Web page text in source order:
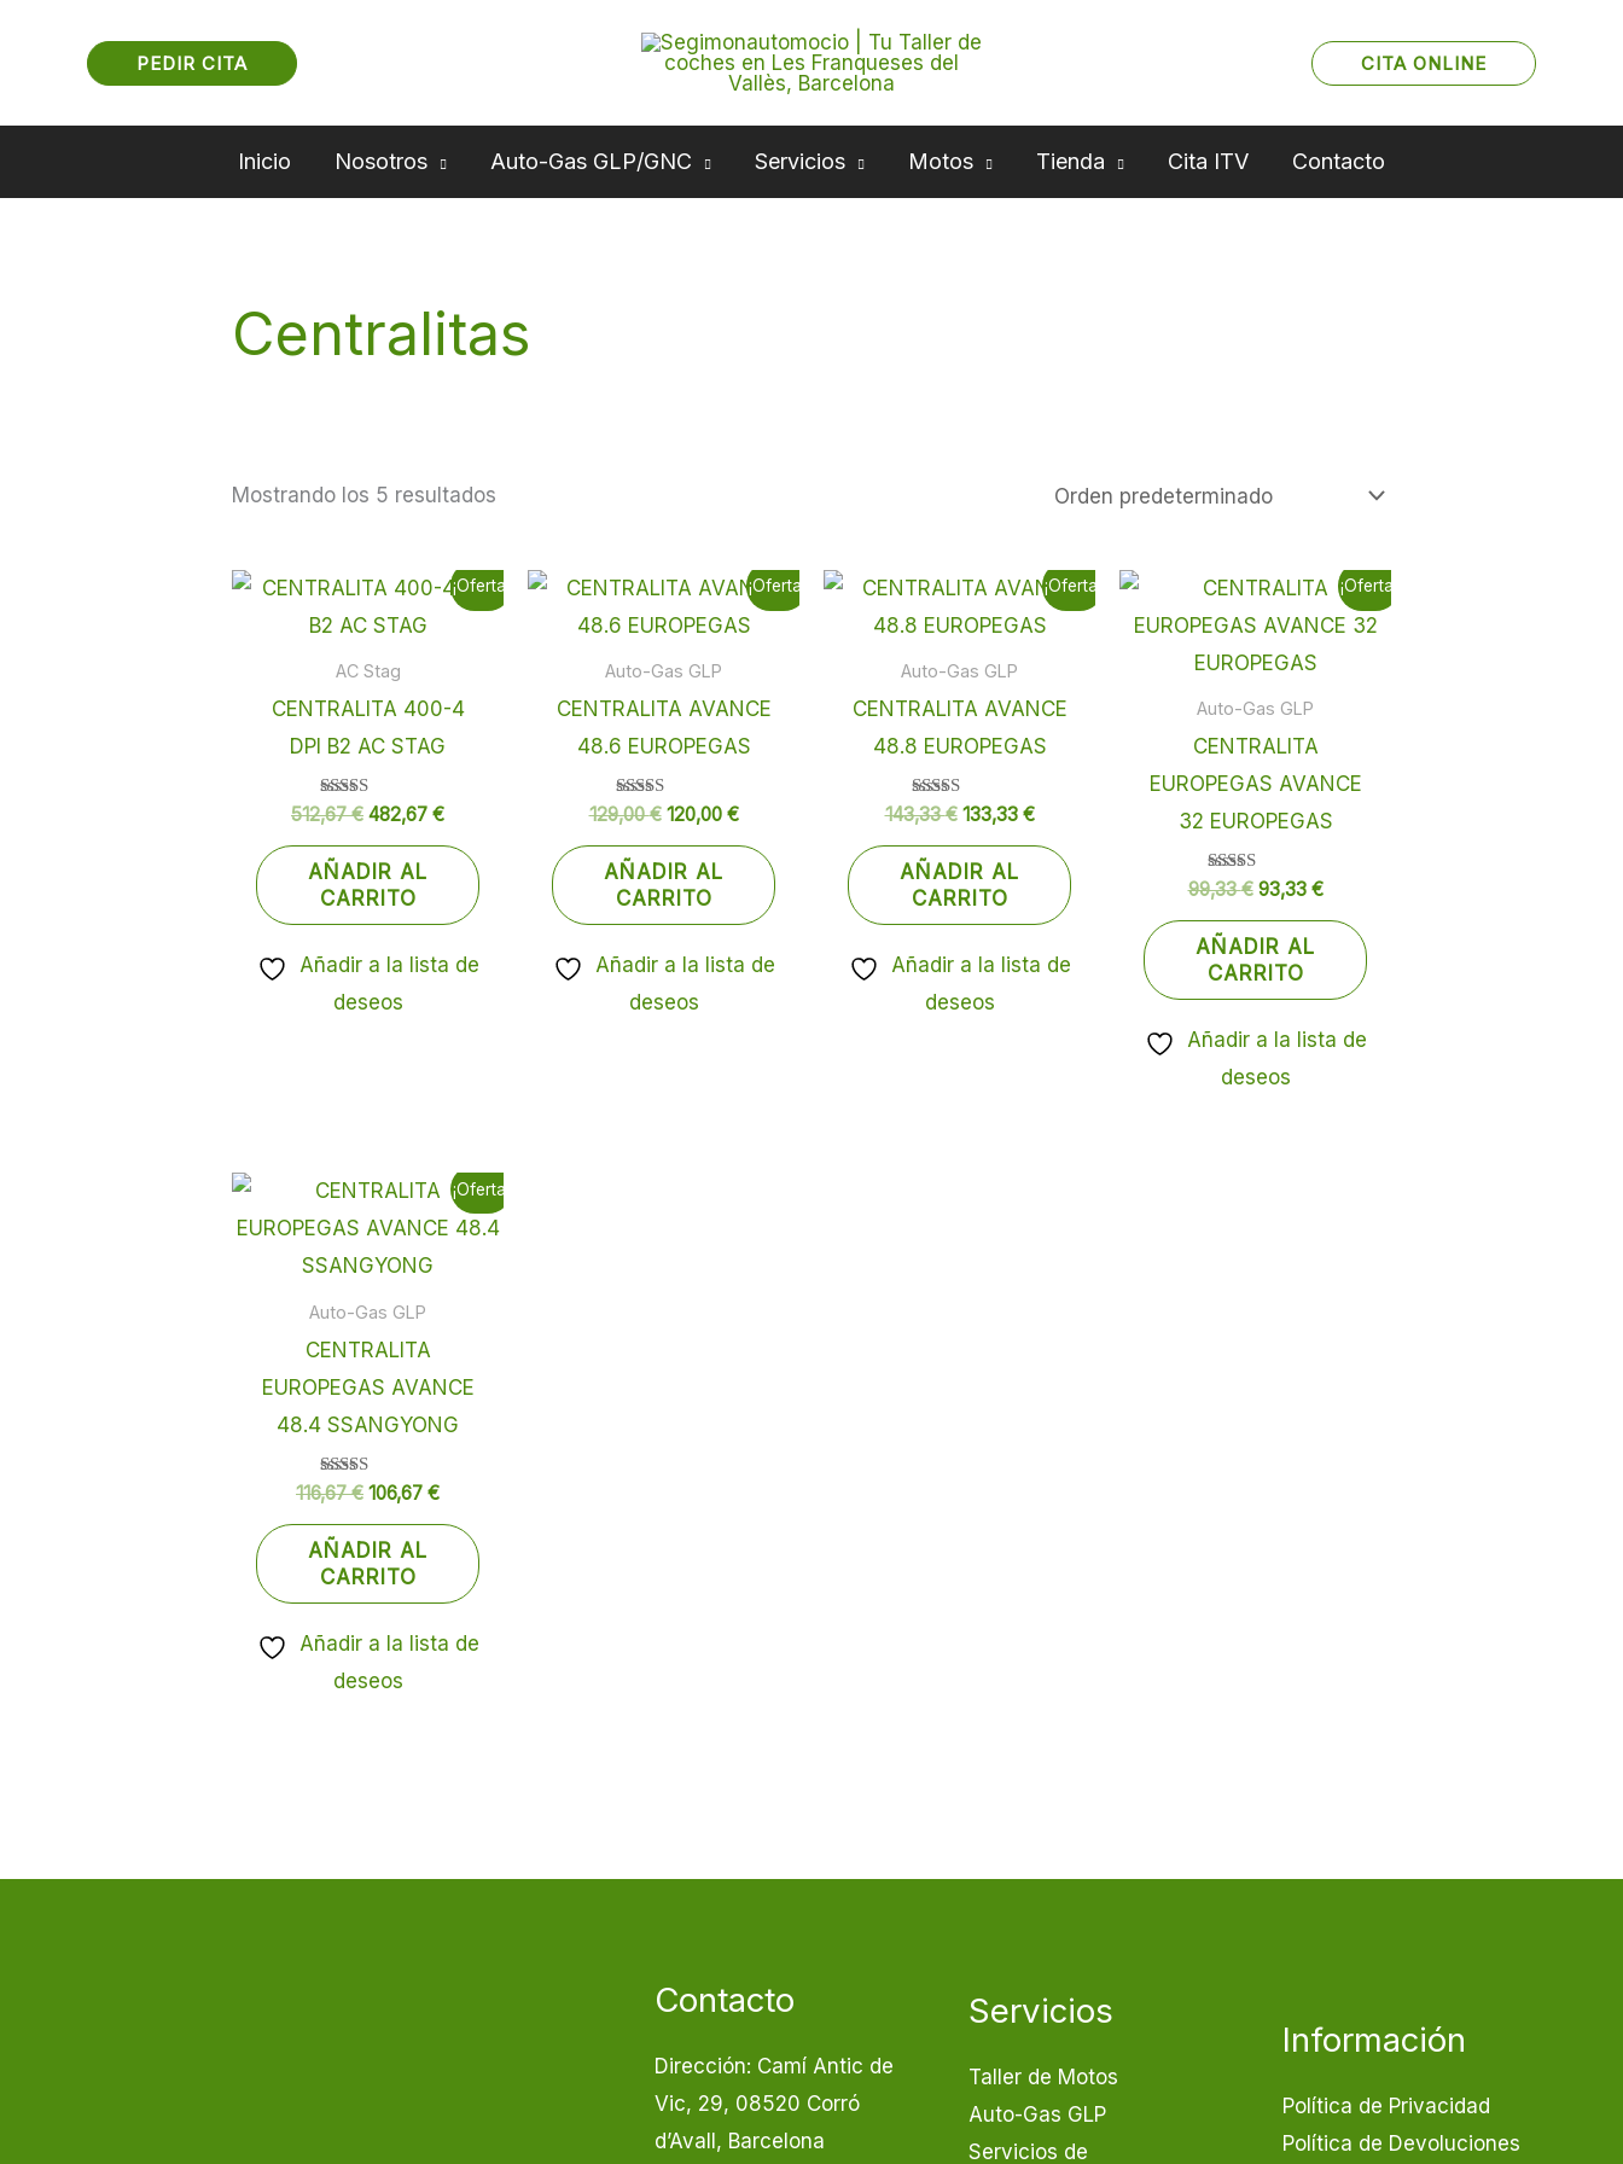
PEDIR CITA CITA ONLINE
Inicio Nosotros Auto-Gas GLP/GNC Servicios Motos Tienda Cita ITV Contacto
Centralitas
Mostrando los 5 resultados
¡Oferta!
AC Stag
CENTRALITA 400-4
DPI B2 AC STAG
Valorado
5.00
de 5
512,67€
El
precio
original
512,67 €.
482,67 €
El
precio
AÑADIR AL
CARRITO
Añadir a la lista de
deseos
¡Oferta!
Auto-Gas GLP
CENTRALITA AVANCE
48.6 EUROPEGAS
Valorado
5.00
de 5
129,00€
El
precio
original
129,00 €.
120,00 €
El
precio
actual
AÑADIR AL
CARRITO
Añadir a la lista de
deseos
¡Oferta!
Auto-Gas GLP
CENTRALITA AVANCE
48.8 EUROPEGAS
Valorado
5.00
de 5
143,33€
El
precio
original
143,33 €.
133,33 €
El
precio
actual
AÑADIR AL
CARRITO
Añadir a la lista de
deseos
¡Oferta!
Auto-Gas GLP
CENTRALITA
EUROPEGAS AVANCE
32 EUROPEGAS
Valorado
5.00
de 5
99,33€
El
precio
original
99,33 €.
93,33 €
El
precio
actual
AÑADIR AL
CARRITO
Añadir a la lista de
deseos
¡Oferta!
Auto-Gas GLP
CENTRALITA
EUROPEGAS AVANCE
48.4 SSANGYONG
Valorado
con
5.00
de 5
116,67€
El
original
era:
116,67 €.
106,67 €
El
precio
actual
AÑADIR AL
CARRITO
Añadir a la lista de
deseos
Contacto
Dirección: Camí Antic de
Vic, 29, 08520 Corró
d’Avall, Barcelona
Servicios
Taller de Motos
Auto-Gas GLP
Servicios de
Información
Política de Privacidad
Política de Devoluciones